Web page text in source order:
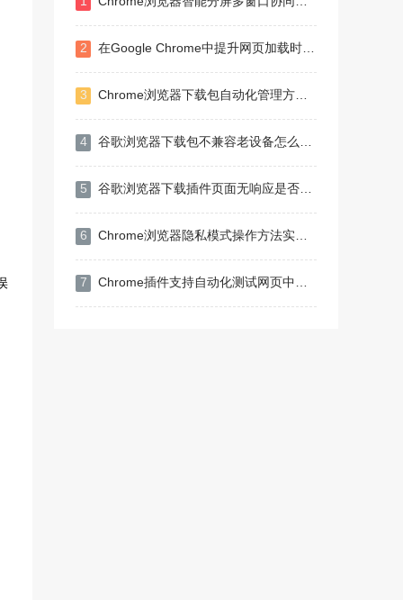
2 在Google Chrome中提升网页加载时的网络连接效率
3 Chrome浏览器下载包自动化管理方案分享
4 谷歌浏览器下载包不兼容老设备怎么解决
5 谷歌浏览器下载插件页面无响应是否为兼容性问题导致
6 Chrome浏览器隐私模式操作方法实操经验教程
7 Chrome插件支持自动化测试网页中的表单元素